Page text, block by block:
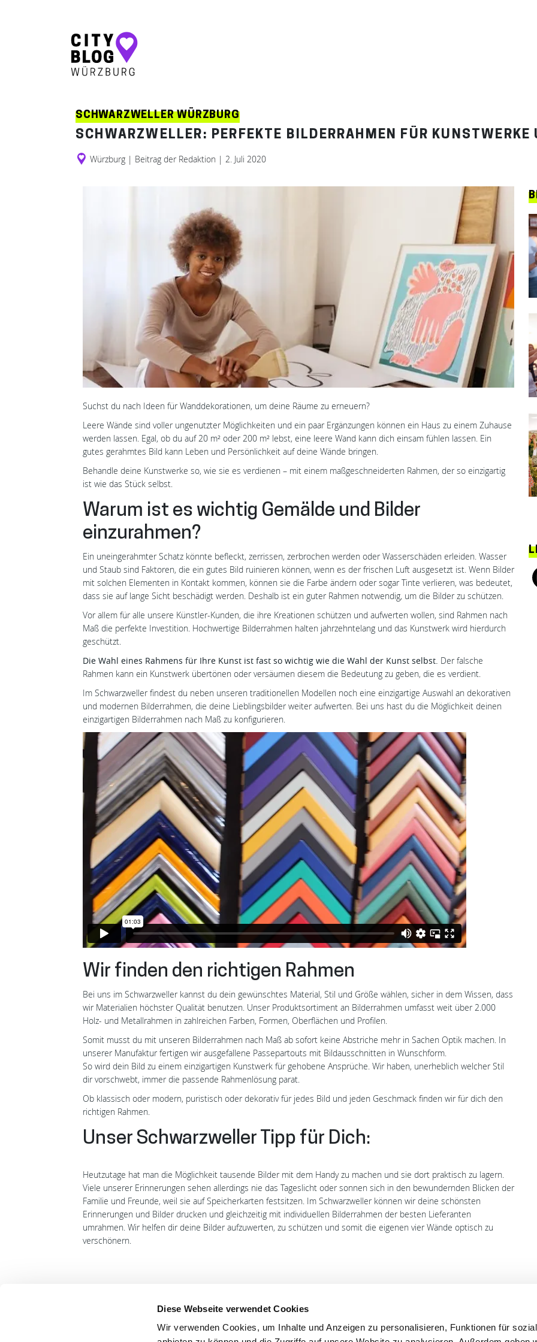
Diese Webseite verwendet Cookies
Wir verwenden Cookies, um Inhalte und Anzeigen zu personalisieren, Funktionen für
Hauptnavigation
SCHWARZWELLER WÜRZBURG
SCHWARZWELLER: PERFEKTE BILDERRAHMEN FÜR KUNSTWERKE
Würzburg | Beitrag der Redaktion | 2. Juli 2020
Suchst du nach Ideen für Wanddekorationen, um deine Räume zu erneuern?
Leere Wände sind voller ungenutzter Möglichkeiten und ein paar Ergänzungen können ein Haus zu einem Zuhause
werden lassen. Egal, ob du auf 20 m² oder 200 m² lebst, eine leere Wand kann dich einsam fühlen lassen. Ein
gutes gerahmtes Bild kann Leben und Persönlichkeit auf deine Wände bringen.
Behandle deine Kunstwerke so, wie sie es verdienen – mit einem maßgeschneiderten Rahmen, der so einzigartig
ist wie das Stück selbst.
Warum ist es wichtig Gemälde und Bilder
einzurahmen?
Ein uneingerahmter Schatz könnte befleckt, zerrissen, zerbrochen werden oder Wasserschäden erleiden. Wasser
und Staub sind Faktoren, die ein gutes Bild ruinieren können, wenn es der frischen Luft ausgesetzt ist. Wenn Bilder
mit solchen Elementen in Kontakt kommen, können sie die Farbe ändern oder sogar Tinte verlieren, was bedeutet,
dass sie auf lange Sicht beschädigt werden. Deshalb ist ein guter Rahmen notwendig, um die Bilder zu schützen.
Vor allem für alle unsere Künstler-Kunden, die ihre Kreationen schützen und aufwerten wollen, sind Rahmen nach
Maß die perfekte Investition. Hochwertige Bilderrahmen halten jahrzehntelang und das Kunstwerk wird hierdurch
geschützt.
Die Wahl eines Rahmens für Ihre Kunst ist fast so wichtig wie die Wahl der Kunst selbst. Der falsche
Rahmen kann ein Kunstwerk übertönen oder versäumen diesem die Bedeutung zu geben, die es verdient.
Im Schwarzweller findest du neben unseren traditionellen Modellen noch eine einzigartige Auswahl an dekorativen
und modernen Bilderrahmen, die deine Lieblingsbilder weiter aufwerten. Bei uns hast du die Möglichkeit deinen
einzigartigen Bilderrahmen nach Maß zu konfigurieren.
Wir finden den richtigen Rahmen
Bei uns im Schwarzweller kannst du dein gewünschtes Material, Stil und Größe wählen, sicher in dem Wissen, dass
wir Materialien höchster Qualität benutzen. Unser Produktsortiment an Bilderrahmen umfasst weit über 2.000
Holz- und Metallrahmen in zahlreichen Farben, Formen, Oberflächen und Profilen.
Somit musst du mit unseren Bilderrahmen nach Maß ab sofort keine Abstriche mehr in Sachen Optik machen. In
unserer Manufaktur fertigen wir ausgefallene Passepartouts mit Bildausschnitten in Wunschform.
So wird dein Bild zu einem einzigartigen Kunstwerk für gehobene Ansprüche. Wir haben, unerheblich welcher Stil
dir vorschwebt, immer die passende Rahmenlösung parat.
Ob klassisch oder modern, puristisch oder dekorativ für jedes Bild und jeden Geschmack finden wir für dich den
richtigen Rahmen.
Unser Schwarzweller Tipp für Dich:
Heutzutage hat man die Möglichkeit tausende Bilder mit dem Handy zu machen und sie dort praktisch zu lagern.
Viele unserer Erinnerungen sehen allerdings nie das Tageslicht oder sonnen sich in den bewundernden Blicken der
Familie und Freunde, weil sie auf Speicherkarten festsitzen. Im Schwarzweller können wir deine schönsten
Erinnerungen und Bilder drucken und gleichzeitig mit individuellen Bilderrahmen der besten Lieferanten
umrahmen. Wir helfen dir deine Bilder aufzuwerten, zu schützen und somit die eigenen vier Wände optisch zu
verschönern.
LET'S CONNECT SERVICE